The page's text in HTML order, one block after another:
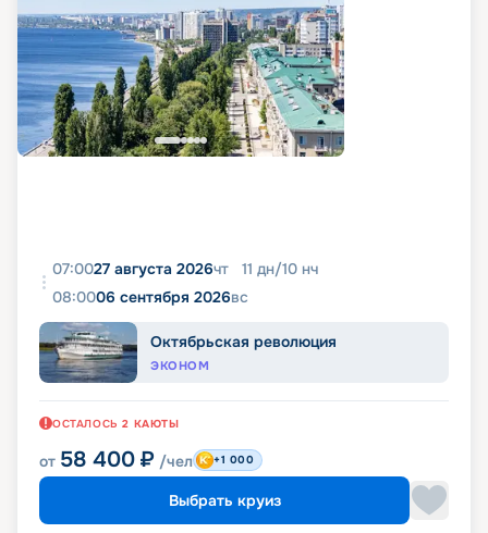
07:0027 августа 2026чт 11 дн/10 нч
08:0006 сентября 2026вс
Октябрьская революция
ЭКОНОМ
ОСТАЛОСЬ 2 КАЮТЫ
от 58 400 ₽ /чел +1 000
Выбрать круиз